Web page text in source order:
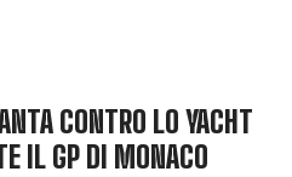
CONTRO LO YACHT
IL GP DI MONACO